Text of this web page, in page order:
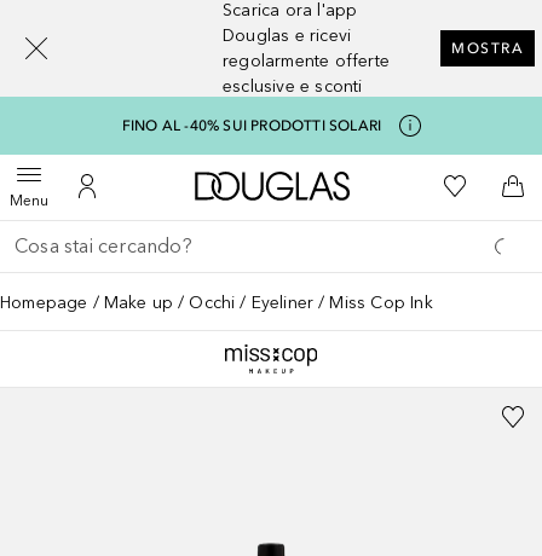
Scarica ora l'app
Douglas e ricevi
regolarmente offerte
esclusive e sconti
MOSTRA
FINO AL -40% SUI PRODOTTI SOLARI
MenuApri menuAl Mio Account
A Douglas HomeAlla Mia
Al
Torna indietro
Esegui ricerca
Homepage Make up Occhi Eyeliner Miss Cop Ink
[navigation.slideout.screenreader]